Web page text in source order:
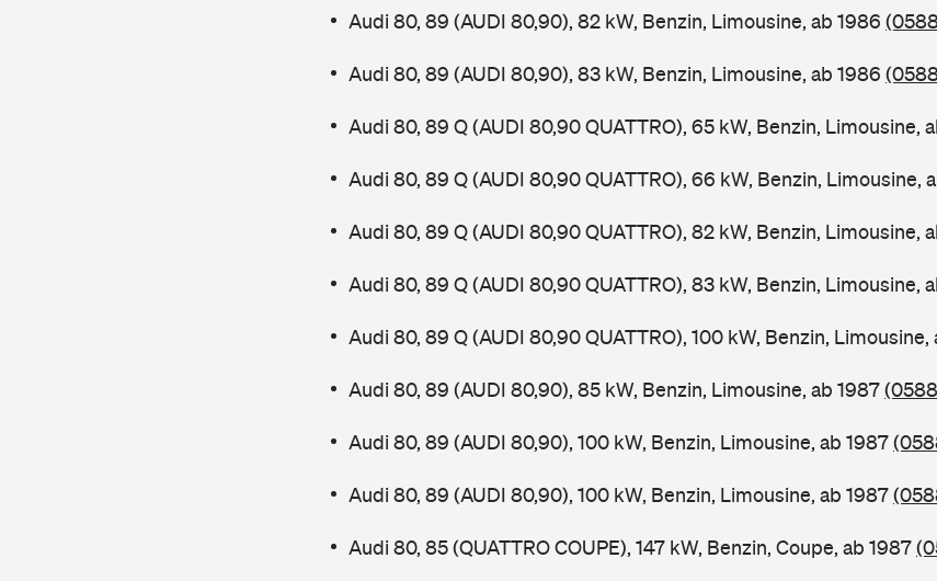
Audi 80, 89 (AUDI 80,90), 82 kW, Benzin, Limousine, ab 1986
Audi 80, 89 (AUDI 80,90), 83 kW, Benzin, Limousine, ab 1986
Audi 80, 89 Q (AUDI 80,90 QUATTRO), 65 kW, Benzin, Limousine,
Audi 80, 89 Q (AUDI 80,90 QUATTRO), 66 kW, Benzin, Limousine,
Audi 80, 89 Q (AUDI 80,90 QUATTRO), 82 kW, Benzin, Limousine,
Audi 80, 89 Q (AUDI 80,90 QUATTRO), 83 kW, Benzin, Limousine,
Audi 80, 89 Q (AUDI 80,90 QUATTRO), 100 kW, Benzin, Limousine,
Audi 80, 89 (AUDI 80,90), 85 kW, Benzin, Limousine, ab 1987
Audi 80, 89 (AUDI 80,90), 100 kW, Benzin, Limousine, ab 1987
Audi 80, 89 (AUDI 80,90), 100 kW, Benzin, Limousine, ab 1987
Audi 80, 85 (QUATTRO COUPE), 147 kW, Benzin, Coupe, ab 1987